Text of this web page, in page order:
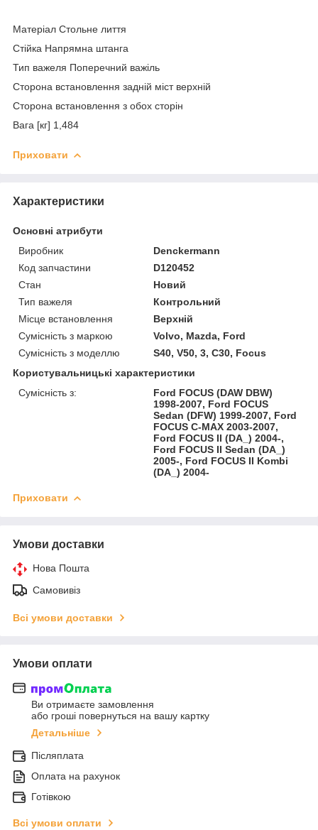
Матеріал Стольне лиття
Стійка Напрямна штанга
Тип важеля Поперечний важіль
Сторона встановлення задній міст верхній
Сторона встановлення з обох сторін
Вага [кг] 1,484
Приховати
Характеристики
Основні атрибути
Виробник
Denckermann
Код запчастини
D120452
Стан
Новий
Тип важеля
Контрольний
Місце встановлення
Верхній
Сумісність з маркою
Volvo, Mazda, Ford
Сумісність з моделлю
S40, V50, 3, C30, Focus
Користувальницькі характеристики
Сумісність з:
Ford FOCUS (DAW DBW)
1998-2007, Ford FOCUS
Sedan (DFW) 1999-2007, Ford
FOCUS C-MAX 2003-2007,
Ford FOCUS II (DA_) 2004-,
Ford FOCUS II Sedan (DA_)
2005-, Ford FOCUS II Kombi
(DA_) 2004-
Приховати
Умови доставки
Нова Пошта
Самовивіз
Всі умови доставки
Умови оплати
Ви отримаєте замовлення
або гроші повернуться на вашу картку
Детальніше
Післяплата
Оплата на рахунок
Готівкою
Всі умови оплати